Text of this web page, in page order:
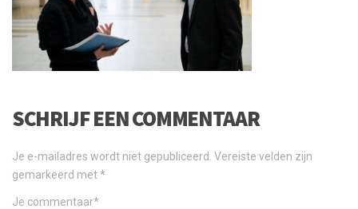
SCHRIJF EEN COMMENTAAR
Je e-mailadres wordt niet gepubliceerd. Vereiste velden zijn
gemarkeerd met*
Je commentaar*